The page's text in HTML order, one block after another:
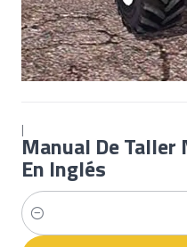
|
Manual De
En Inglés
Cantidad